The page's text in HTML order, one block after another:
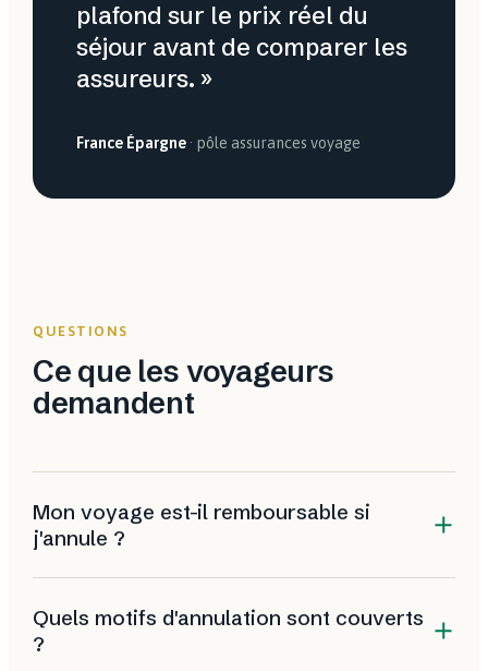
plafond sur le prix réel du
séjour avant de comparer les
assureurs. »
France Épargne · pôle assurances voyage
QUESTIONS
Ce que les voyageurs
demandent
Mon voyage est-il remboursable si
j'annule ?
Le plus souvent, non. Vols, hôtels et circuits sont
fréquemment non remboursables, et à l'approche du
Quels motifs d'annulation sont couverts
?